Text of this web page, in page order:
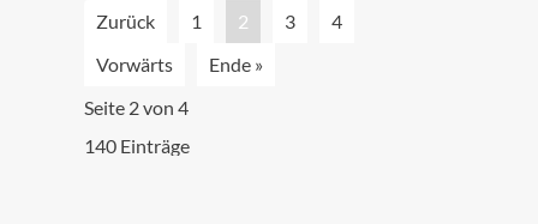
Zurück 1 2 3
4
Vorwärts
Ende »
Seite 2 von 4
140 Einträge